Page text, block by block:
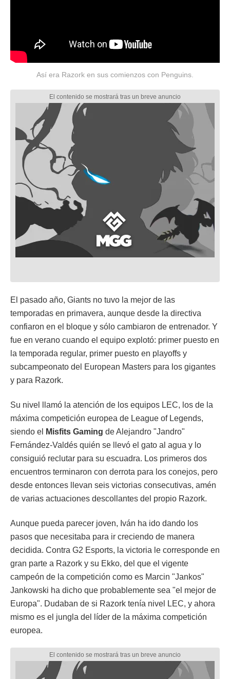
Así era Razork en sus comienzos con Penguins.
El pasado año, Giants no tuvo la mejor de las
temporadas en primavera, aunque desde la directiva
confiaron en el bloque y sólo cambiaron de entrenador. Y
fue en verano cuando el equipo explotó: primer puesto en
la temporada regular, primer puesto en playoffs y
subcampeonato del European Masters para los gigantes
y para Razork.
Su nivel llamó la atención de los equipos LEC, los de la
máxima competición europea de League of Legends,
siendo el
Misfits Gaming de Alejandro "Jandro"
Fernández-Valdés quién se llevó el gato al agua y lo
consiguió reclutar para su escuadra. Los primeros dos
encuentros terminaron con derrota para los conejos, pero
desde entonces llevan seis victorias consecutivas, amén
de varias actuaciones descollantes del propio Razork.
Aunque pueda parecer joven, Iván ha ido dando los
pasos que necesitaba para ir creciendo de manera
decidida. Contra G2 Esports, la victoria le corresponde en
gran parte a Razork y su Ekko, del que el vigente
campeón de la competición como es Marcin "Jankos"
Jankowski ha dicho que probablemente sea "el mejor de
Europa". Dudaban de si Razork tenía nivel LEC, y ahora
mismo es el jungla del líder de la máxima competición
europea.